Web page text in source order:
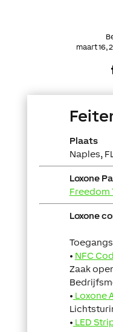
maart 16,
Plaats
Naples,
Loxone
Freedom
Loxone
• NFC
Zaak
• Loxone
• LED